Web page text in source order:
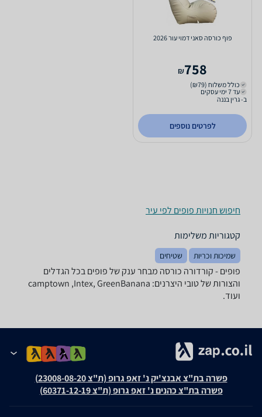
פוף כורסה סאני דמוי עור 2026
758
₪
כולל משלוח (₪79)
עד 7 ימי עסקים
ב- גרין בננה
לפרטים נוספים
חיפוש חנויות פופים לפי עיר
קטגוריות משלימות
שמיכות וכריות שטיחים
פופים - ‏קורדורה ‏כורסה מבחר ענק של פופים בכל הגדלים
והצורות של טובי היצרנים: camptown ,Intex, GreenBanana
ועוד.
פשרה בת"צ אבנצ'יק נ' זאפ גרופ (ת"צ 23008-08-20)
פשרה בת"צ כהנים נ' זאפ גרופ (ת"צ 60371-12-19)